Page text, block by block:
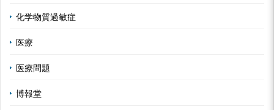
化学物質過敏症
医療
医療問題
博報堂